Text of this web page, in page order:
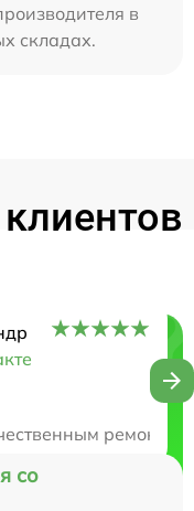
в
складах.
ремонтом
со